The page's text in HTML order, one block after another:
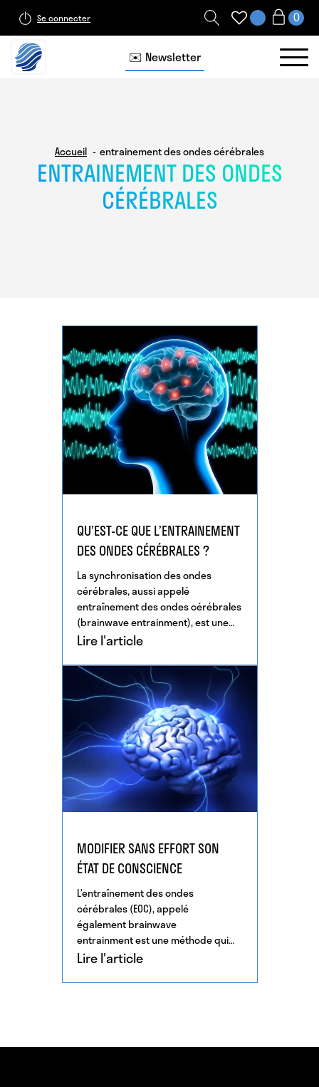
Se connecter
✉️ Newsletter
Accueil entrainement des ondes cérébrales
ENTRAINEMENT DES ONDES
CÉRÉBRALES
QU’EST-CE QUE L’ENTRAINEMENT
DES ONDES CÉRÉBRALES ?
La synchronisation des ondes
cérébrales, aussi appelé
entraînement des ondes cérébrales
(brainwave entrainment), est une
réponse naturelle où les fréquences
Lire l'article
MODIFIER SANS EFFORT SON
ÉTAT DE CONSCIENCE
L’entraînement des ondes
cérébrales (EOC), appelé
également brainwave
entrainment est une méthode qui
guide nos ondes cérébrales en une
optimales pour certaines
Lire l'article